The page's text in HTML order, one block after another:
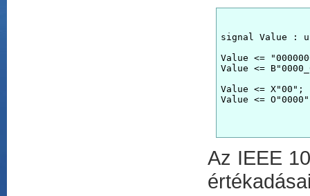
signal Value :
Value <=
Az IEEE